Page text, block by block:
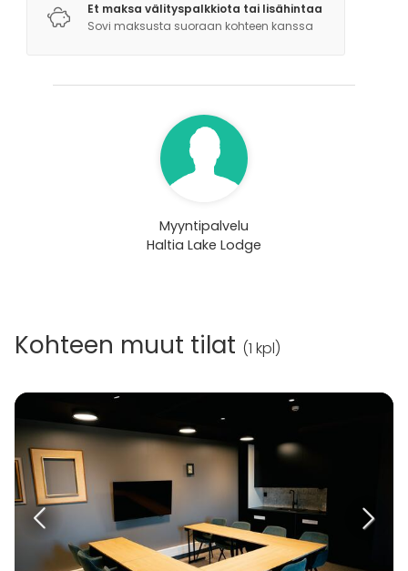
Et maksa välityspalkkiota tai lisähintaa
Sovi maksusta suoraan kohteen kanssa
Myyntipalvelu
Haltia Lake Lodge
Kohteen muut tilat (1 kpl)